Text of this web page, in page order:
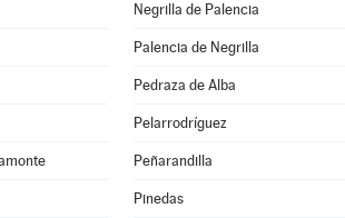
Negrilla de Palencia
Palencia de Negrilla
Pedraza de Alba
Pelarrodríguez
Peñarandilla
Pinedas